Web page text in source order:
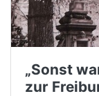
„Sonst
zur